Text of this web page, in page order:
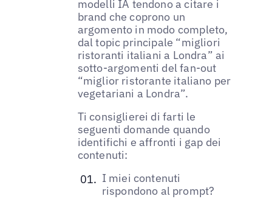
modelli IA tendono a citare i
brand che coprono un
argomento in modo completo,
dal topic principale “migliori
ristoranti italiani a Londra” ai
sotto-argomenti del fan-out
“miglior ristorante italiano per
vegetariani a Londra”.
Ti consiglierei di farti le
seguenti domande quando
identifichi e affronti i gap dei
contenuti:
I miei contenuti
rispondono al prompt?